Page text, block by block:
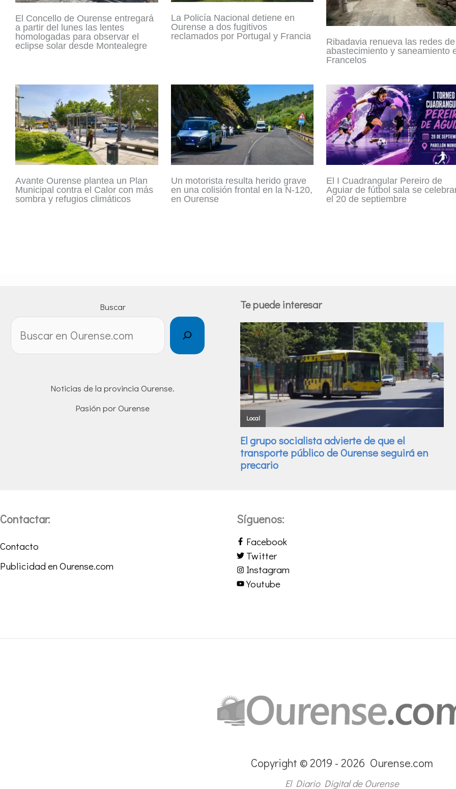
El Concello de Ourense entregará
a partir del lunes las lentes
homologadas para observar el
eclipse solar desde Montealegre
La Policía Nacional detiene en
Ourense a dos fugitivos
reclamados por Portugal y Francia
Ribadavia renueva las redes de
abastecimiento y saneamiento
Francelos
Avante Ourense plantea un Plan
Municipal contra el Calor con más
sombra y refugios climáticos
Un motorista resulta herido grave
en una colisión frontal en la N-120,
en Ourense
El I Cuadrangular Pereiro de
Aguiar de fútbol sala se
el 20 de septiembre
Buscar
Noticias de la provincia Ourense.
Pasión por Ourense
Te puede interesar
Contactar:
Contacto
Publicidad en Ourense.com
Síguenos:
Facebook
Twitter
Instagram
Youtube
Copyright © 2019 - 2026 Ourense.com
El Diario Digital de Ourense